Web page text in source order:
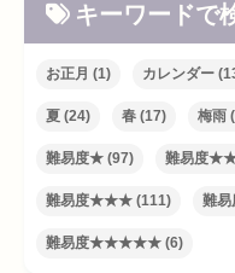
キーワードで
お正月 (1) カレンダー
夏 (24) 春 (17) 梅雨
難易度★ (97) 難易度
難易度★★★ (111) 難
難易度★★★★★ (6)